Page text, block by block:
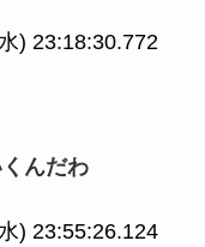
) 23:18:30.772
んだわ
) 23:55:26.124